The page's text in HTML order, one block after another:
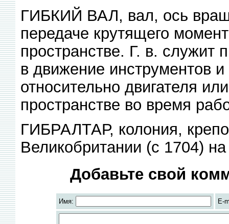
ГИБКИЙ ВАЛ, вал, ось
передаче крутящего
пространстве. Г. в. служит
в движение инструментов
относительно двигателя
пространстве во время
ГИБРАЛТАР, колония,
Великобритании (с 1704)
Добавьте свой
Имя: E-